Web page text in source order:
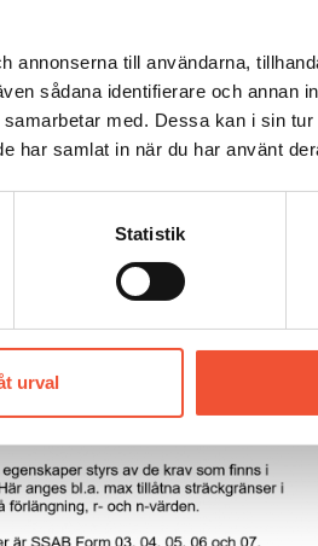
annonserna till användarna,
sådana identifierare och annan
med. Dessa kan i sin
har samlat in när du har använt
Statistik
urval